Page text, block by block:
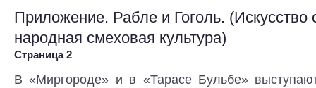
Приложение. Рабле и Гоголь. (Искусство
народная смеховая культура)
Страница 2
В «Миргороде» и в «Тарасе Бульбе»